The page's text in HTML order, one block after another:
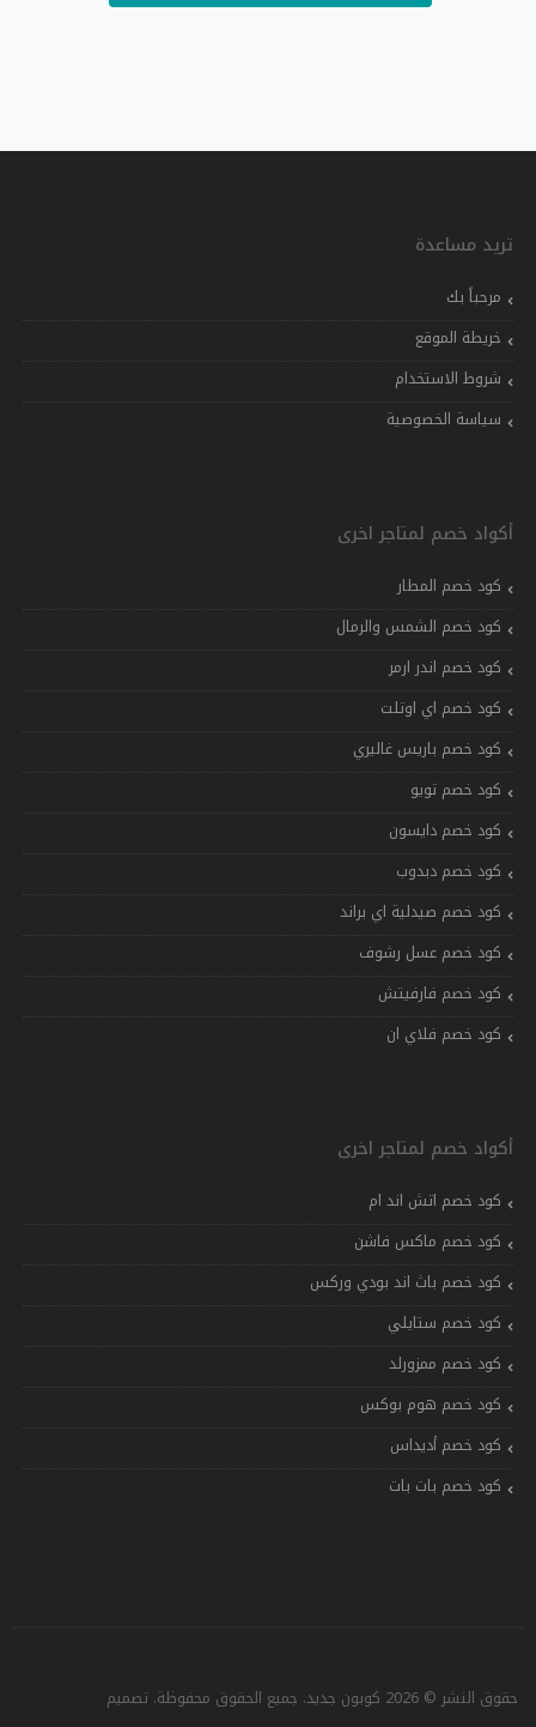
تريد مساعدة
مرحباً بك
خريطة الموقع
شروط الاستخدام
سياسة الخصوصية
أكواد خصم لمتاجر اخرى
كود خصم المطار
كود خصم الشمس والرمال
كود خصم اندر ارمر
كود خصم اي اوتلت
كود خصم باريس غاليري
كود خصم تويو
كود خصم دايسون
كود خصم دبدوب
كود خصم صيدلية اي براند
كود خصم عسل رشوف
كود خصم فارفيتش
كود خصم فلاي ان
أكواد خصم لمتاجر اخرى
كود خصم اتش اند ام
كود خصم ماكس فاشن
كود خصم باث اند بودي وركس
كود خصم ستايلي
كود خصم ممزورلد
كود خصم هوم بوكس
كود خصم أديداس
كود خصم بات بات
حقوق النشر © 2026 كوبون جديد. جميع الحقوق محفوظة. تصميم